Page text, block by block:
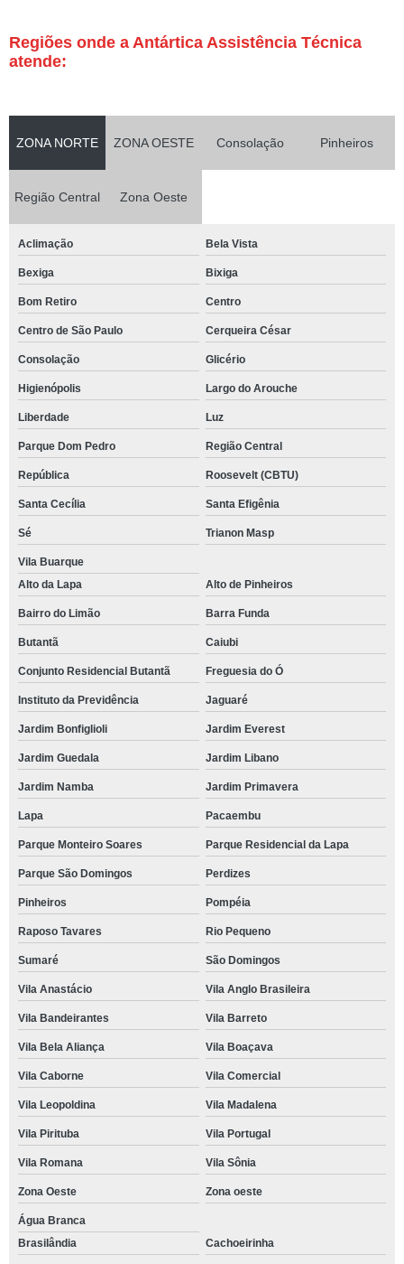
Regiões onde a Antártica Assistência Técnica
atende:
ZONA NORTE ZONA OESTE Consolação Pinheiros
Região Central Zona Oeste
Aclimação Bela Vista
Bexiga Bixiga
Bom Retiro Centro
Centro de São Paulo Cerqueira César
Consolação Glicério
Higienópolis Largo do Arouche
Liberdade Luz
Parque Dom Pedro Região Central
República Roosevelt (CBTU)
Santa Cecília Santa Efigênia
Sé Trianon Masp
Vila Buarque
Alto da Lapa
Alto de Pinheiros
Bairro do Limão Barra Funda
Butantã Caiubi
Conjunto Residencial Butantã Freguesia do Ó
Instituto da Previdência Jaguaré
Jardim Bonfiglioli Jardim Everest
Jardim Guedala Jardim Libano
Jardim Namba Jardim Primavera
Lapa Pacaembu
Parque Monteiro Soares Parque Residencial da Lapa
Parque São Domingos Perdizes
Pinheiros Pompéia
Raposo Tavares Rio Pequeno
Sumaré São Domingos
Vila Anastácio Vila Anglo Brasileira
Vila Bandeirantes Vila Barreto
Vila Bela Aliança Vila Boaçava
Vila Caborne Vila Comercial
Vila Leopoldina Vila Madalena
Vila Pirituba Vila Portugal
Vila Romana Vila Sônia
Zona Oeste Zona oeste
Água Branca
Brasilândia
Cachoeirinha